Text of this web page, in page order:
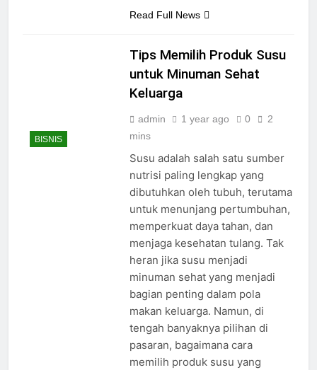
Read Full News
BISNIS
Tips Memilih Produk Susu
untuk Minuman Sehat
Keluarga
admin 1 year ago 0
2
mins
Susu adalah salah satu sumber
nutrisi paling lengkap yang
dibutuhkan oleh tubuh, terutama
untuk menunjang pertumbuhan,
memperkuat daya tahan, dan
menjaga kesehatan tulang. Tak
heran jika susu menjadi
minuman sehat yang menjadi
bagian penting dalam pola
makan keluarga. Namun, di
tengah banyaknya pilihan di
pasaran, bagaimana cara
memilih produk susu yang